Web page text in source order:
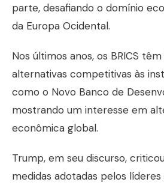
parte, desafiando o domínio
da Europa Ocidental.
Nos últimos anos, os BRICS
alternativas competitivas às
como o Novo Banco de
mostrando um interesse em
econômica global.
Trump, em seu discurso,
medidas adotadas pelos líderes